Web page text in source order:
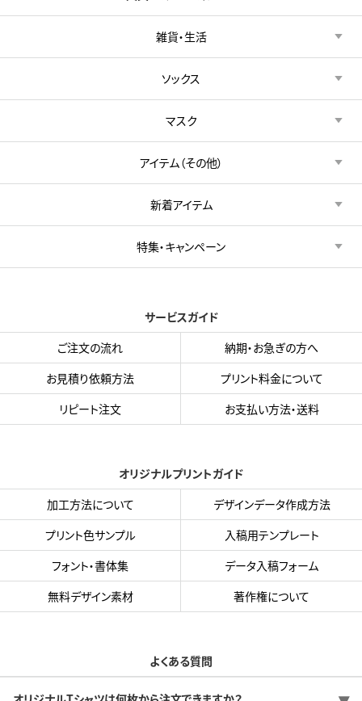
雑貨・生活
ソックス
マスク
アイテム（その他）
新着アイテム
特集・キャンペーン
サービスガイド
ご注文の流れ
納期・お急ぎの方へ
お見積り依頼方法
プリント料金について
リピート注文
お支払い方法・送料
オリジナルプリントガイド
加工方法について
デザインデータ作成方法
プリント色サンプル
入稿用テンプレート
フォント・書体集
データ入稿フォーム
無料デザイン素材
著作権について
よくある質問